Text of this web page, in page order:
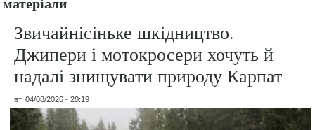
Звичайнісіньке шкідництво.
Джипери і мотокросери хочуть й
надалі знищувати природу Карпат
вт, 04/08/2026 - 20:19